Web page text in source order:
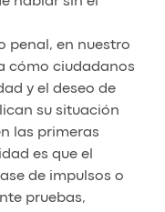
penal, en nuestro
cómo ciudadanos
y el deseo de
su situación
las primeras
es que el
de impulsos o
pruebas,